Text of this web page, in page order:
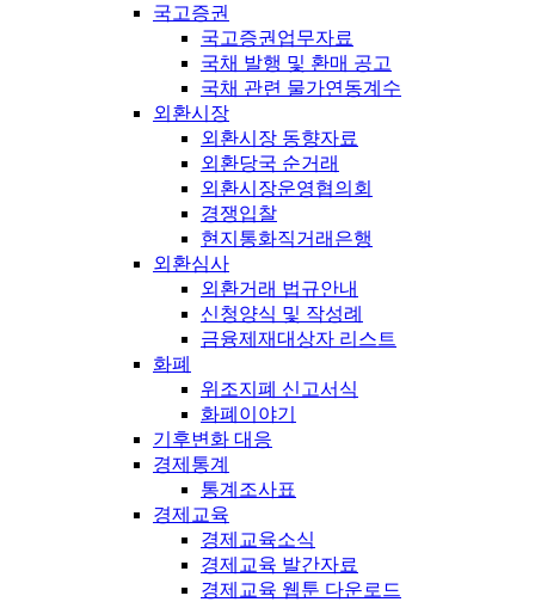
국고증권
국고증권업무자료
국채 발행 및 환매 공고
국채 관련 물가연동계수
외환시장
외환시장 동향자료
외환당국 순거래
외환시장운영협의회
경쟁입찰
현지통화직거래은행
외환심사
외환거래 법규안내
신청양식 및 작성례
금융제재대상자 리스트
화폐
위조지폐 신고서식
화폐이야기
기후변화 대응
경제통계
통계조사표
경제교육
경제교육소식
경제교육 발간자료
경제교육 웹툰 다운로드